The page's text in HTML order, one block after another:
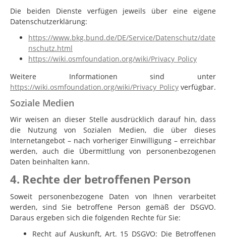
Die beiden Dienste verfügen jeweils über eine eigene
Datenschutzerklärung:
https://www.bkg.bund.de/DE/Service/Datenschutz/date
nschutz.html
https://wiki.osmfoundation.org/wiki/Privacy_Policy
Weitere Informationen sind unter
https://wiki.osmfoundation.org/wiki/Privacy_Policy verfügbar.
Soziale Medien
Wir weisen an dieser Stelle ausdrücklich darauf hin, dass
die Nutzung von Sozialen Medien, die über dieses
Internetangebot – nach vorheriger Einwilligung – erreichbar
werden, auch die Übermittlung von personenbezogenen
Daten beinhalten kann.
4. Rechte der betroffenen Person
Soweit personenbezogene Daten von Ihnen verarbeitet
werden, sind Sie betroffene Person gemäß der DSGVO.
Daraus ergeben sich die folgenden Rechte für Sie:
Recht auf Auskunft, Art. 15 DSGVO: Die Betroffenen